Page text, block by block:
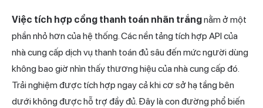
Việc tích hợp cổng thanh toán nhãn trắngnằm ở một
phần nhỏ hơn của hệ thống. Các nền tảng tích hợp API của
nhà cung cấp dịch vụ thanh toán đủ sâu đến mức người dùng
không bao giờ nhìn thấy thương hiệu của nhà cung cấp đó.
Trải nghiệm được tích hợp ngay cả khi cơ sở hạ tầng bên
dưới không được hỗ trợ đầy đủ. Đây là con đường phổ biến